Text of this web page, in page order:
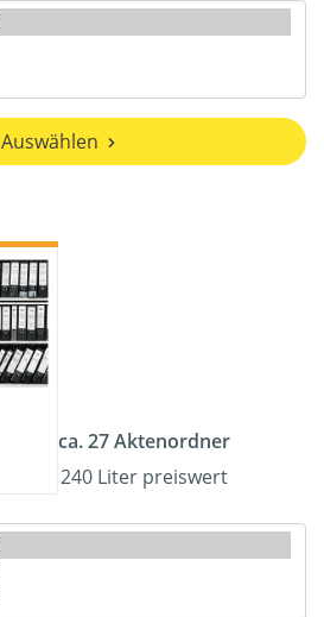
Auswählen
ca. 27 Aktenordner
240 Liter preiswert